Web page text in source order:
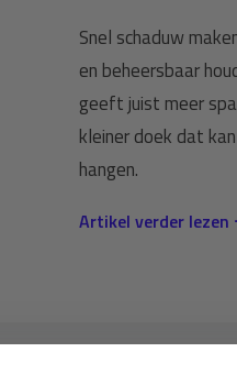
Snel schaduw
en beheersbaar
geeft juist meer
kleiner doek dat
hangen.
Artikel verder lezen